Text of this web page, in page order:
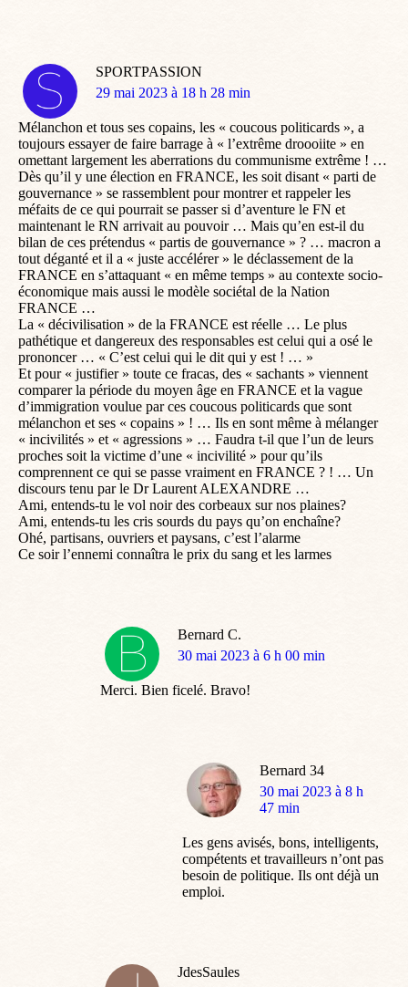
SPORTPASSION
dit
29 mai 2023 à 18 h 28 min
Mélanchon et tous ses copains, les « coucous politicards », a
toujours essayer de faire barrage à « l’extrême droooiite » en
omettant largement les aberrations du communisme extrême ! …
Dès qu’il y une élection en FRANCE, les soit disant « parti de
gouvernance » se rassemblent pour montrer et rappeler les
méfaits de ce qui pourrait se passer si d’aventure le FN et
maintenant le RN arrivait au pouvoir … Mais qu’en est-il du
bilan de ces prétendus « partis de gouvernance » ? … macron a
tout déganté et il a « juste accélérer » le déclassement de la
FRANCE en s’attaquant « en même temps » au contexte socio-
économique mais aussi le modèle sociétal de la Nation
FRANCE …
La « décivilisation » de la FRANCE est réelle … Le plus
pathétique et dangereux des responsables est celui qui a osé le
prononcer … « C’est celui qui le dit qui y est ! … »
Et pour « justifier » toute ce fracas, des « sachants » viennent
comparer la période du moyen âge en FRANCE et la vague
d’immigration voulue par ces coucous politicards que sont
mélanchon et ses « copains » ! … Ils en sont même à mélanger
« incivilités » et « agressions » … Faudra t-il que l’un de leurs
proches soit la victime d’une « incivilité » pour qu’ils
comprennent ce qui se passe vraiment en FRANCE ? ! … Un
discours tenu par le Dr Laurent ALEXANDRE …
Ami, entends-tu le vol noir des corbeaux sur nos plaines?
Ami, entends-tu les cris sourds du pays qu’on enchaîne?
Ohé, partisans, ouvriers et paysans, c’est l’alarme
Ce soir l’ennemi connaîtra le prix du sang et les larmes
Bernard C.
dit
30 mai 2023 à 6 h 00 min
Merci. Bien ficelé. Bravo!
Bernard 34
dit
:
30 mai 2023 à 8 h
47 min
Les gens avisés, bons, intelligents,
compétents et travailleurs n’ont pas
besoin de politique. Ils ont déjà un
emploi.
JdesSaules